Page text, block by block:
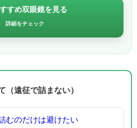
すめ双眼鏡を見る
詳細をチェック
（遠征で詰まない）
むのだけは避けたい